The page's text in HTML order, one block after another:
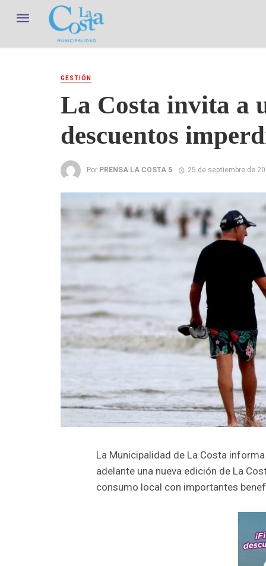
GESTIÓN
La Costa invita a
descuentos
Por PRENSA LA COSTA 5 25 de septiembre de
La Municipalidad de La Costa
adelante una nueva edición de La
consumo local con importantes